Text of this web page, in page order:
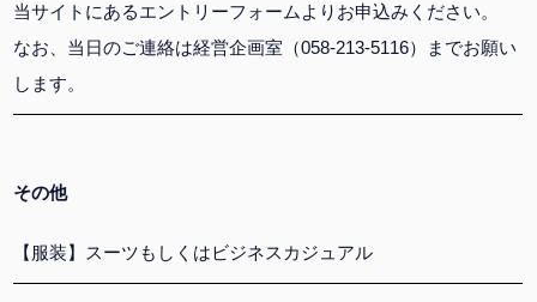
当サイトにあるエントリーフォームよりお申込みください。
なお、当日のご連絡は経営企画室（058-213-5116）までお願い
します。
その他
【服装】スーツもしくはビジネスカジュアル